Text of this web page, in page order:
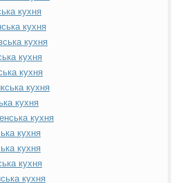
кухня
кухня
кухня
кухня
кухня
кухня
кухня
кухня
кухня
кухня
кухня
кухня